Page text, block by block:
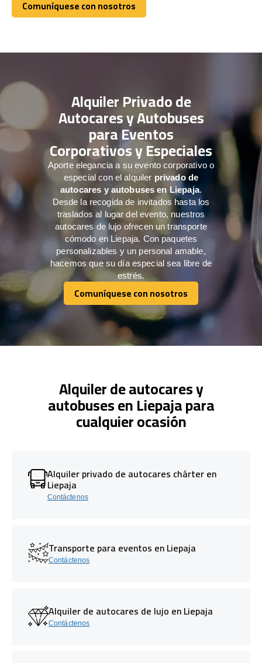
Comuníquese con nosotros
Comuníquese con nosotros
Alquiler Privado de
Autocares y Autobuses
para Eventos
Corporativos y Especiales
Aporte elegancia a su evento corporativo o
especial con el alquiler privado de
autocares y autobuses en Liepaja.
Desde la recogida de invitados hasta los
traslados al lugar del evento, nuestros
autocares de lujo ofrecen un transporte
cómodo en Liepaja. Con paquetes
personalizables y un personal amable,
hacemos que su día especial sea libre de
estrés.
Comuníquese con nosotros
Comuníquese con nosotros
Alquiler de autocares y
autobuses en Liepaja para
cualquier ocasión
Alquiler privado de autocares chárter en
Liepaja
Contáctenos
Transporte para eventos en Liepaja
Contáctenos
Alquiler de autocares de lujo en Liepaja
Contáctenos